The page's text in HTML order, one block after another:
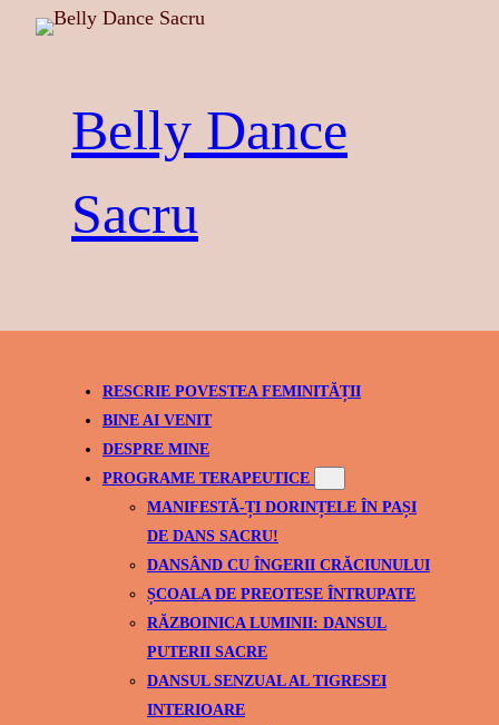
Belly Dance
Sacru
RESCRIE POVESTEA FEMINITĂȚII
BINE AI VENIT
DESPRE MINE
PROGRAME TERAPEUTICE
MANIFESTĂ-ȚI DORINȚELE ÎN PAȘI
DE DANS SACRU!
DANSÂND CU ÎNGERII CRĂCIUNULUI
ȘCOALA DE PREOTESE ÎNTRUPATE
RĂZBOINICA LUMINII: DANSUL
PUTERII SACRE
DANSUL SENZUAL AL TIGRESEI
INTERIOARE